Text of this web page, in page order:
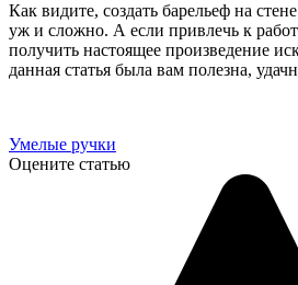
Как видите, создать барельеф на
уж и сложно. А если привлечь к
получить настоящее произведение
данная статья была вам полезна,
Умелые ручки
Оцените статью